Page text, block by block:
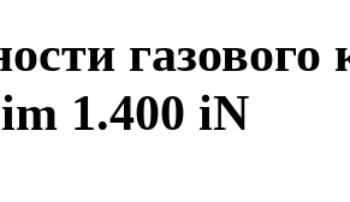
газового
1.400 iN